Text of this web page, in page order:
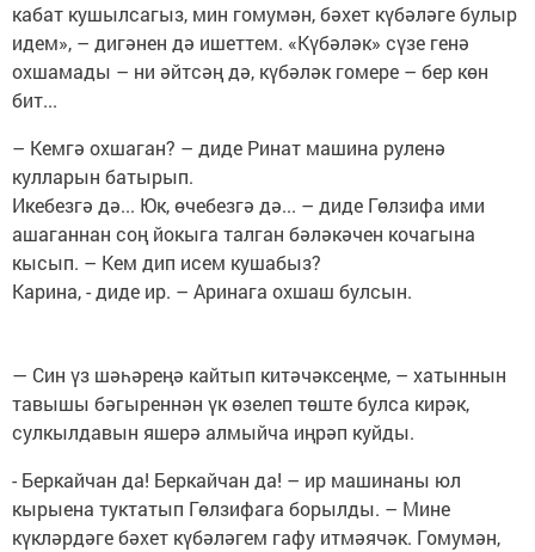
кабат кушылсагыз, мин гомумән, бәхет күбәләге булыр
идем», – дигәнен дә ишеттем. «Күбәләк» сүзе генә
охшамады – ни әйтсәң дә, күбәләк гомере – бер көн
бит...
– Кемгә охшаган? – диде Ринат машина руленә
кулларын батырып.
Икебезгә дә... Юк, өчебезгә дә... – диде Гөлзифа ими
ашаганнан соң йокыга талган бәләкәчен кочагына
кысып. – Кем дип исем кушабыз?
Карина, - диде ир. – Аринага охшаш булсын.
— Син үз шәһәреңә кайтып китәчәксеңме, – хатыннын
тавышы бәгыреннән үк өзелеп төште булса кирәк,
сулкылдавын яшерә алмыйча иңрәп куйды.
- Беркайчан да! Беркайчан да! – ир машинаны юл
кырыена туктатып Гөлзифага борылды. – Мине
күкләрдәге бәхет күбәләгем гафу итмәячәк. Гомумән,